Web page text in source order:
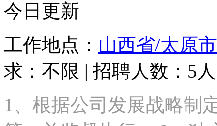
今日更新
工作地点： 山西省/太原市
求：不限 | 招聘人数：5人
1、根据公司发展战略制